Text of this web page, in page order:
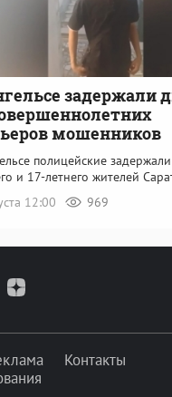
задержали
мошенников
полицейские
и 17-летнего жителей
12:00
969
Контакты